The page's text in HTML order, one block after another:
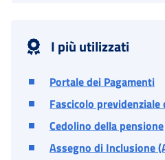
I più utilizzati
Portale dei Pagamenti
Fascicolo
Cedolino della pensione
Assegno di Inclusione